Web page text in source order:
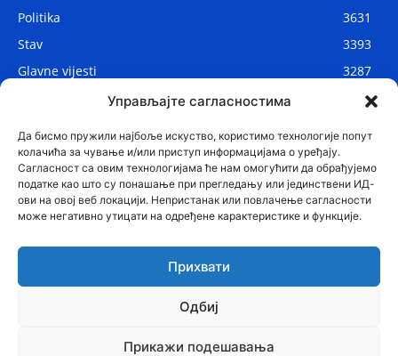
Управљајте сагласностима
Да бисмо пружили најбоље искуство, користимо технологије попут
колачића за чување и/или приступ информацијама о уређају.
Сагласност са овим технологијама ће нам омогућити да обрађујемо
податке као што су понашање при прегледању или јединствени ИД-
ови на овој веб локацији. Непристанак или повлачење сагласности
може негативно утицати на одређене карактеристике и функције.
Прихвати
Одбиј
Прикажи подешавања
Politika
3631
Stav
3393
Glavne vijesti
3287
2910